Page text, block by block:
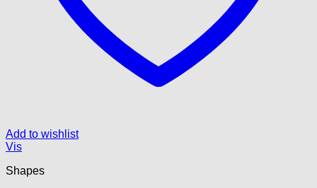
Add to wishlist
Vis
Shapes